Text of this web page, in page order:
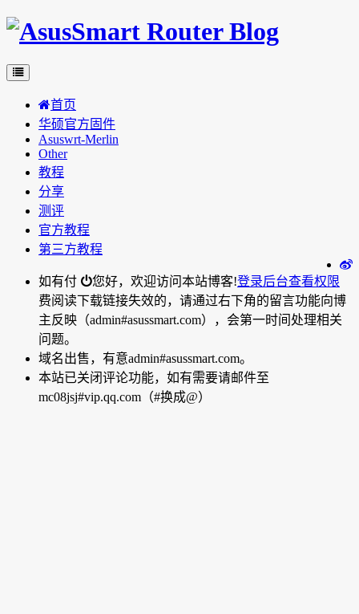
首页
华硕官方固件
Asuswrt-Merlin
Other
教程
分享
测评
官方教程
第三方教程
您好，欢迎访问本站博客!登录后台查看权限
如有付
费阅读下载链接失效的，请通过右下角的留言功能向博
主反映（admin#asussmart.com），会第一时间处理相关
问题。
域名出售，有意admin#asussmart.com。
本站已关闭评论功能，如有需要请邮件至
mc08jsj#vip.qq.com（#换成@）